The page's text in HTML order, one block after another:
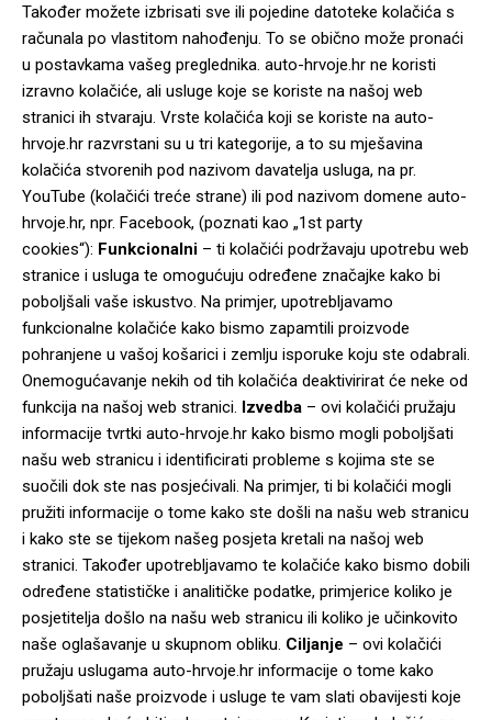
Također možete izbrisati sve ili pojedine datoteke kolačića s
računala po vlastitom nahođenju. To se obično može pronaći
u postavkama vašeg preglednika. auto-hrvoje.hr ne koristi
izravno kolačiće, ali usluge koje se koriste na našoj web
stranici ih stvaraju. Vrste kolačića koji se koriste na auto-
hrvoje.hr razvrstani su u tri kategorije, a to su mješavina
kolačića stvorenih pod nazivom davatelja usluga, na pr.
YouTube (kolačići treće strane) ili pod nazivom domene auto-
hrvoje.hr, npr. Facebook, (poznati kao „1st party
cookies“): Funkcionalni – ti kolačići podržavaju upotrebu web
stranice i usluga te omogućuju određene značajke kako bi
poboljšali vaše iskustvo. Na primjer, upotrebljavamo
funkcionalne kolačiće kako bismo zapamtili proizvode
pohranjene u vašoj košarici i zemlju isporuke koju ste odabrali.
Onemogućavanje nekih od tih kolačića deaktivirirat će neke od
funkcija na našoj web stranici. Izvedba – ovi kolačići pružaju
informacije tvrtki auto-hrvoje.hr kako bismo mogli poboljšati
našu web stranicu i identificirati probleme s kojima ste se
suočili dok ste nas posjećivali. Na primjer, ti bi kolačići mogli
pružiti informacije o tome kako ste došli na našu web stranicu
i kako ste se tijekom našeg posjeta kretali na našoj web
stranici. Također upotrebljavamo te kolačiće kako bismo dobili
određene statističke i analitičke podatke, primjerice koliko je
posjetitelja došlo na našu web stranicu ili koliko je učinkovito
naše oglašavanje u skupnom obliku. Ciljanje – ovi kolačići
pružaju uslugama auto-hrvoje.hr informacije o tome kako
poboljšati naše proizvode i usluge te vam slati obavijesti koje